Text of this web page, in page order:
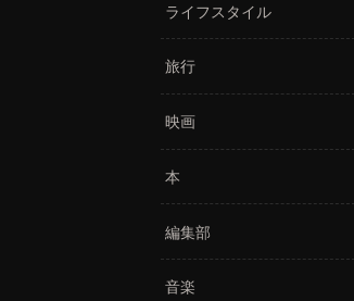
ライフスタイル
旅行
映画
本
編集部
音楽